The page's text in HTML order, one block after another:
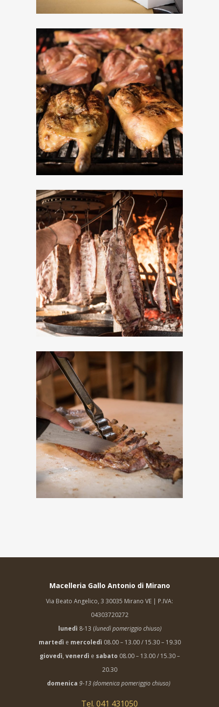
Macelleria Gallo Antonio di Mirano
Via Beato Angelico, 3 30035 Mirano VE | P.IVA:
04303720272
lunedì 8-13 (lunedì pomeriggio chiuso)
martedì e mercoledì 08.00 – 13.00 / 15.30 – 19.30
giovedì, venerdì e sabato 08.00 – 13.00 / 15.30 –
20.30
domenica 9-13 (domenica pomeriggio chiuso)
Tel. 041 431050